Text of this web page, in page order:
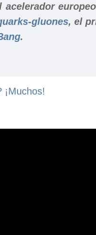
acelerador
-gluones, el
.
¡Muchos!